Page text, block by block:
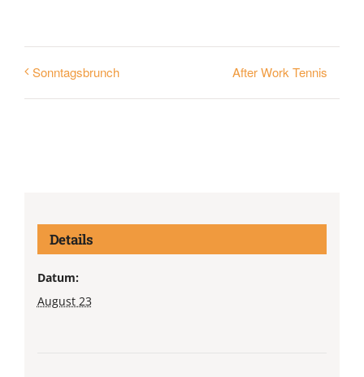
Sonntagsbrunch After Work Tennis
Details
Datum:
August 23